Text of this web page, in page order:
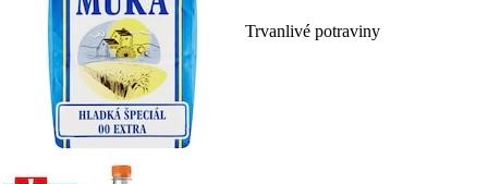
Trvanlivé potraviny